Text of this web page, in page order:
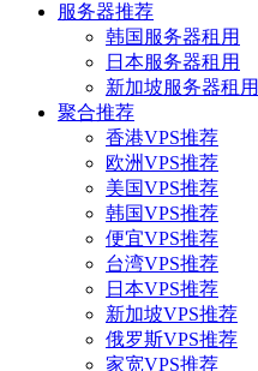
服务器推荐
韩国服务器租用
日本服务器租用
新加坡服务器租用
聚合推荐
香港VPS推荐
欧洲VPS推荐
美国VPS推荐
韩国VPS推荐
便宜VPS推荐
台湾VPS推荐
日本VPS推荐
新加坡VPS推荐
俄罗斯VPS推荐
家宽VPS推荐